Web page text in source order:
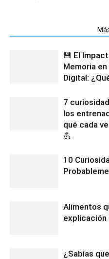
💾 El
Memoria
Digital:
7
los
qué cada
💪
10
Alimentos
explicación
¿Sabías